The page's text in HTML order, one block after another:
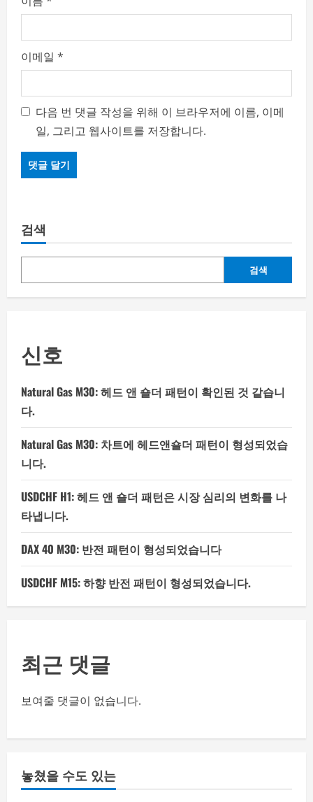
이메일 *
다음 번 댓글 작성을 위해 이 브라우저에 이름, 이메
일, 그리고 웹사이트를 저장합니다.
검색
검색
신호
Natural Gas M30: 헤드 앤 숄더 패턴이 확인된 것 같습니
다.
Natural Gas M30: 차트에 헤드앤숄더 패턴이 형성되었습
니다.
USDCHF H1: 헤드 앤 숄더 패턴은 시장 심리의 변화를 나
타냅니다.
DAX 40 M30: 반전 패턴이 형성되었습니다
USDCHF M15: 하향 반전 패턴이 형성되었습니다.
최근 댓글
보여줄 댓글이 없습니다.
놓쳤을 수도 있는